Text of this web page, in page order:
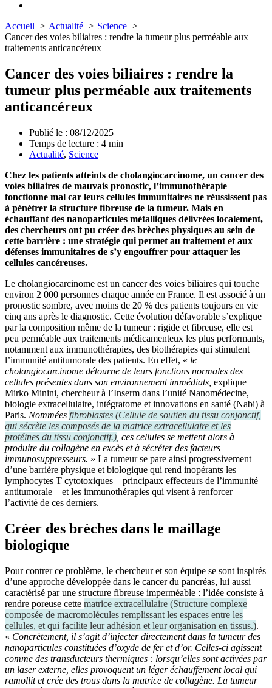
Accueil Actualité
Science
Cancer des voies biliaires : rendre la tumeur plus perméable aux
traitements anticancéreux
Cancer des voies biliaires : rendre la
tumeur plus perméable aux traitements
anticancéreux
Publié le : 08/12/2025
Temps de lecture : 4 min
Actualité, Science
Chez les patients atteints de cholangiocarcinome, un cancer des
voies biliaires de mauvais pronostic, l’immunothérapie
fonctionne mal car leurs cellules immunitaires ne réussissent pas
à pénétrer la structure fibreuse de la tumeur. Mais en
échauffant des nanoparticules métalliques délivrées localement,
des chercheurs ont pu créer des brèches physiques au sein de
cette barrière : une stratégie qui permet au traitement et aux
défenses immunitaires de s’y engouffrer pour attaquer les
cellules cancéreuses.
Le cholangiocarcinome est un cancer des voies biliaires qui touche
environ 2 000 personnes chaque année en France. Il est associé à un
pronostic sombre, avec moins de 20 % des patients toujours en vie
cinq ans après le diagnostic. Cette évolution défavorable s’explique
par la composition même de la tumeur : rigide et fibreuse, elle est
peu perméable aux traitements médicamenteux les plus performants,
notamment aux immunothérapies, des biothérapies qui stimulent
l’immunité antitumorale des patients. En effet, « le
cholangiocarcinome détourne de leurs fonctions normales des
cellules présentes dans son environnement immédiats, explique
Mirko Minini, chercheur à l’Inserm dans l’unité Nanomédecine,
biologie extracellulaire, intégratome et innovations en santé (Nabi) à
Paris. Nommées fibroblastes (Cellule de soutien du tissu conjonctif,
qui sécrète les composés de la matrice extracellulaire et les
protéines du tissu conjonctif.) , ces cellules se mettent alors à
produire du collagène en excès et à sécréter des facteurs
immunosuppresseurs. » La tumeur se pare ainsi progressivement
d’une barrière physique et biologique qui rend inopérants les
lymphocytes T cytotoxiques – principaux effecteurs de l’immunité
antitumorale – et les immunothérapies qui visent à renforcer
l’activité de ces derniers.
Créer des brèches dans le maillage
biologique
Pour contrer ce problème, le chercheur et son équipe se sont inspirés
d’une approche développée dans le cancer du pancréas, lui aussi
caractérisé par une structure fibreuse imperméable : l’idée consiste à
rendre poreuse cette matrice extracellulaire (Structure complexe
composée de macromolécules remplissant les espaces entre les
cellules, et qui facilite leur adhésion et leur organisation en tissus.).
« Concrètement, il s’agit d’injecter directement dans la tumeur des
nanoparticules constituées d’oxyde de fer et d’or. Celles-ci agissent
comme des transducteurs thermiques : lorsqu’elles sont activées par
un laser externe, elles provoquent un léger échauffement local qui
ramollit et crée des trous dans la matrice de collagène. La tumeur